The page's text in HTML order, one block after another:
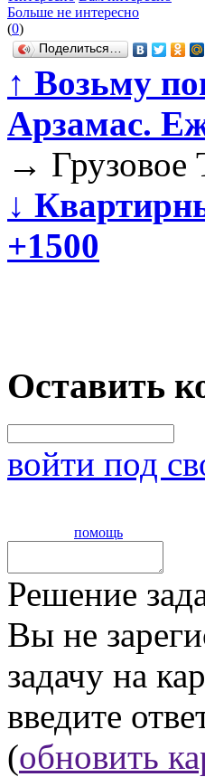
Больше не интересно
(0)
Поделиться…
↑ Возьму
Арзамас.
→ Грузовое
↓
+1500
Оставить
войти под
помощь
Решение
Вы не
задачу на
введите
(обновить